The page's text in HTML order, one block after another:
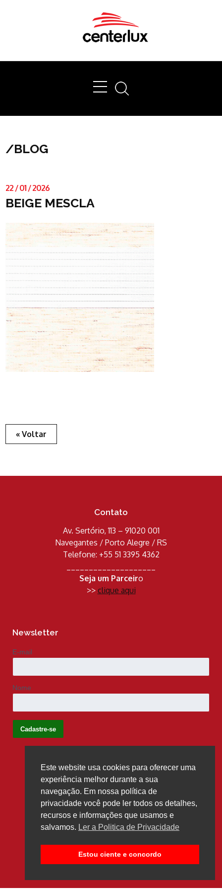
/BLOG
22 /01 /2026
BEIGE MESCLA
« Voltar
Contato
Av. Sertório, 113 – 91020 001
Navegantes / Porto Alegre / RS
Telefone: +55 51 3395 4362
Seja um Parceiro
>> clique aqui
Newsletter
E-mail
Nome
Siga-nos
Este website usa cookies para oferecer uma
experiência melhor durante a sua
navegação. Em nossa política de
privacidade você pode ler todos os detalhes,
recursos e informações que usamos e
salvamos. Ler a Politica de Privacidade
Estou ciente e concordo